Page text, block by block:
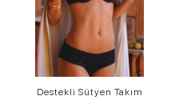
Destekli Sütyen Takım